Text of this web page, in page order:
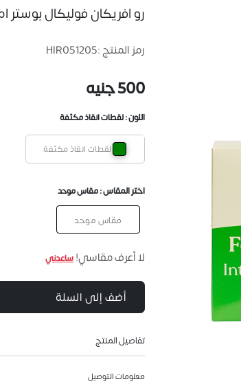
رو افريكان فوليكال بوستر
رمز المنتج :HIR051205
500 جنيه
اللون :لقطات انقاذ مكثفة
لقطات انقاذ مكثفة
اختر المقاس :مقاس موحد
مقاس موحد
لا أعرف مقاسي!ساعدني
أضف إلى السلة
تفاصيل المنتج
معلومات التوصيل